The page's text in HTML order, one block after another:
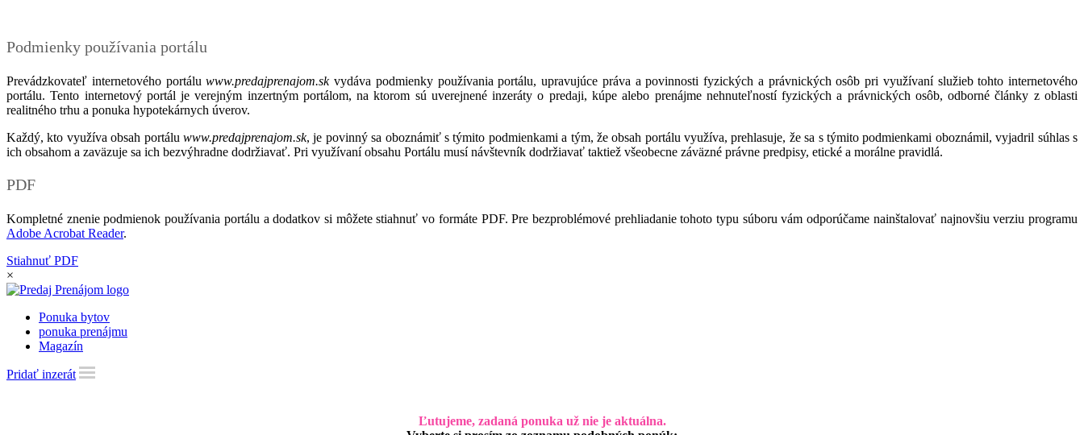
Podmienky používania portálu
Prevádzkovateľ internetového portáluwww.predajprenajom.skvydáva podmienky používania portálu, upravujúce práva a povinnosti fyzických a právnických osôb pri využívaní služieb tohto internetového
portálu. Tento internetový portál je verejným inzertným portálom, na ktorom sú uverejnené inzeráty o predaji, kúpe alebo prenájme nehnuteľností fyzických a právnických osôb, odborné články z oblasti
realitného trhu a ponuka hypotekárnych úverov.
Každý, kto využíva obsah portálu www.predajprenajom.sk, je povinný sa oboznámiť s týmito podmienkami a tým, že obsah portálu využíva, prehlasuje, že sa s týmito podmienkami oboznámil, vyjadril súhlas s
ich obsahom a zaväzuje sa ich bezvýhradne dodržiavať. Pri využívaní obsahu Portálu musí návštevník dodržiavať taktiež všeobecne záväzné právne predpisy, etické a morálne pravidlá.
PDF
Kompletné znenie podmienok používania portálu a dodatkov si môžete stiahnuť vo formáte PDF. Pre bezproblémové prehliadanie tohoto typu súboru vám odporúčame nainštalovať najnovšiu verziu programu
Adobe Acrobat Reader.
Stiahnuť PDF
×
Ponuka bytov
ponuka prenájmu
Magazín
Pridať inzerát
Ľutujeme, zadaná ponuka už nie je aktuálna.